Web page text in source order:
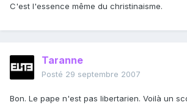
C'est l'essence même du christinaisme.
Taranne
Posté 29 septembre 2007
Bon. Le pape n'est pas libertarien. Voilà un